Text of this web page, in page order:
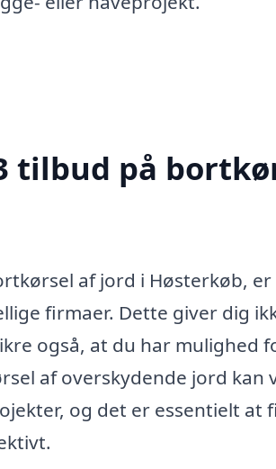
på
af jord i Høsterkøb,
firmaer. Dette giver dig
også, at du har mulighed
af overskydende jord
og det er essentielt at